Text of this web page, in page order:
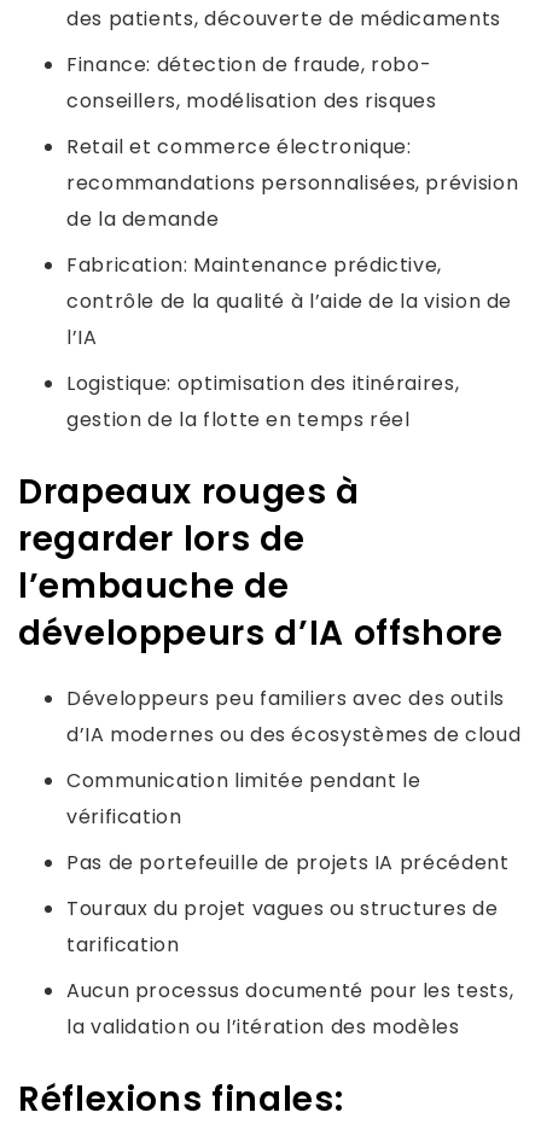
des patients, découverte de médicaments
Finance: détection de fraude, robo-
conseillers, modélisation des risques
Retail et commerce électronique:
recommandations personnalisées, prévision
de la demande
Fabrication: Maintenance prédictive,
contrôle de la qualité à l’aide de la vision de
l’IA
Logistique: optimisation des itinéraires,
gestion de la flotte en temps réel
Drapeaux rouges à
regarder lors de
l’embauche de
développeurs d’IA offshore
Développeurs peu familiers avec des outils
d’IA modernes ou des écosystèmes de cloud
Communication limitée pendant le
vérification
Pas de portefeuille de projets IA précédent
Touraux du projet vagues ou structures de
tarification
Aucun processus documenté pour les tests,
la validation ou l’itération des modèles
Réflexions finales: